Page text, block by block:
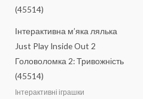
Інтерактивна м’яка лялька
Just Play Inside Out 2
Головоломка 2: Тривожність
(45514)
Інтерактивні іграшки